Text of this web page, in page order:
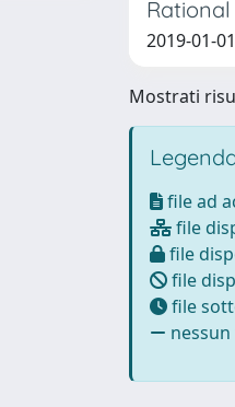
2019-01-
Mostrati
file ad
file
file
file
file